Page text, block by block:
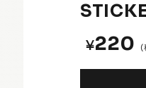
Sets & Overalls
¥220 (